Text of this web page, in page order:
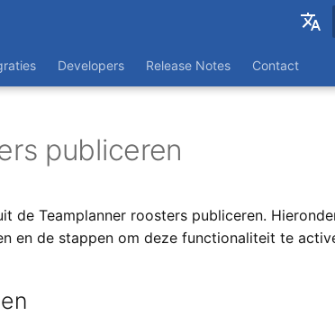
English
Developers Release Notes Contact
publiceren
de Teamplanner roosters publiceren.
en de stappen om deze functionaliteit te